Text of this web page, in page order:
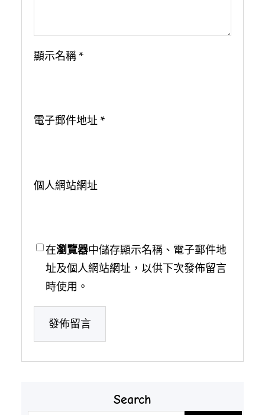
顯示名稱 *
電子郵件地址 *
個人網站網址
在瀏覽器中儲存顯示名稱、電子郵件地
址及個人網站網址，以供下次發佈留言
時使用。
Search